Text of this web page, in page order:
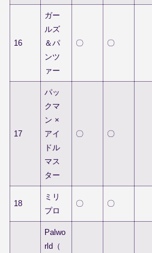
16
ガー
ルズ
＆パ
ンツ
ァー
〇 〇
17
パッ
クマ
ン ×
アイ
ドル
マス
ター
〇 〇
18
ミリ
プロ
〇 〇
Palwo
rld（